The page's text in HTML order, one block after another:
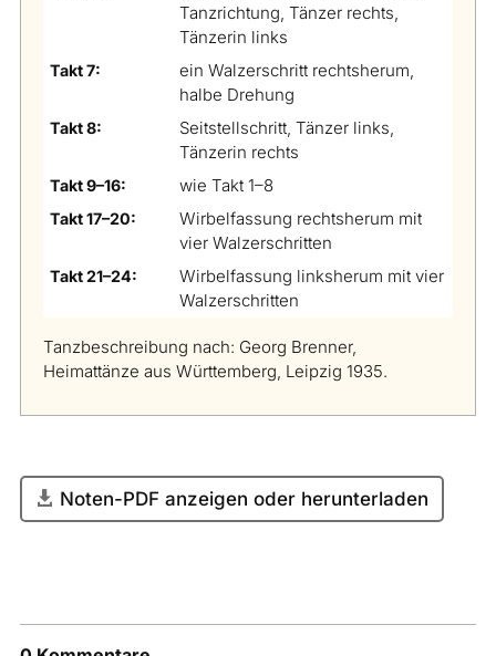
Tanzrichtung, Tänzer rechts,
Tänzerin links
Takt 7:
ein Walzerschritt rechtsherum,
halbe Drehung
Takt 8:
Seitstellschritt, Tänzer links,
Tänzerin rechts
Takt 9–16: wie Takt 1–8
Takt 17–20:
Wirbelfassung rechtsherum mit
vier Walzerschritten
Takt 21–24:
Wirbelfassung linksherum mit vier
Walzerschritten
Tanzbeschreibung nach: Georg Brenner,
Heimattänze aus Württemberg, Leipzig 1935.
Noten-PDF anzeigen oder herunterladen